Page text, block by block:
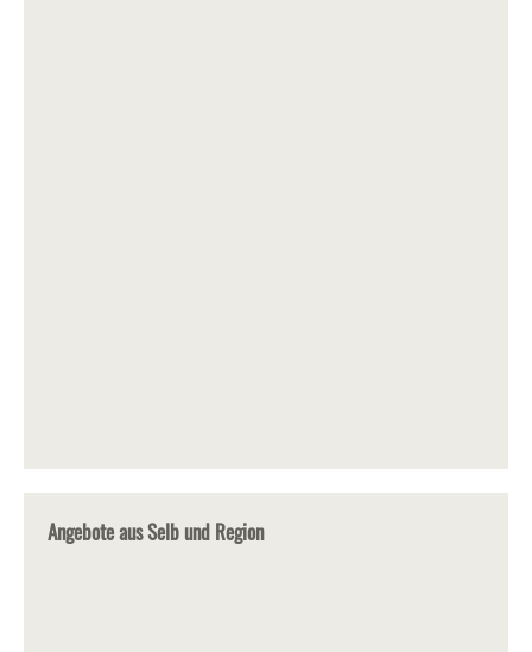
Angebote aus Selb und Region